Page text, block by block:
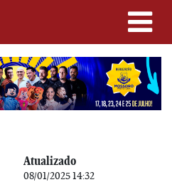
Atualizado
08/01/2025 14:32